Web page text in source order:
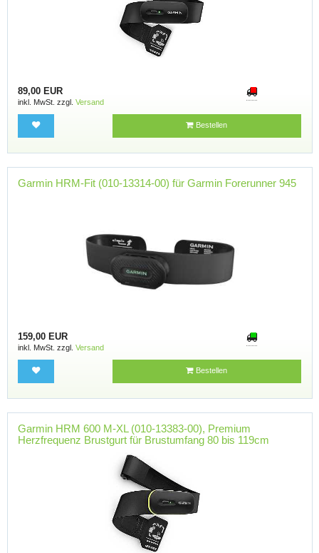
89,00 EUR
inkl. MwSt. zzgl. Versand
Bestellen
Garmin HRM-Fit (010-13314-00) für Garmin Forerunner 945
159,00 EUR
inkl. MwSt. zzgl. Versand
Bestellen
Garmin HRM 600 M-XL (010-13383-00), Premium
Herzfrequenz Brustgurt für Brustumfang 80 bis 119cm